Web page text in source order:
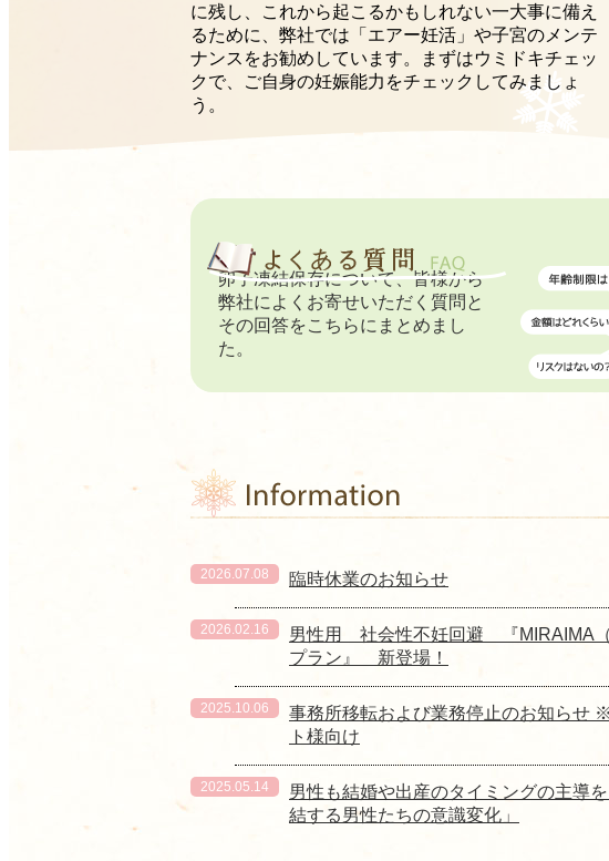
に残し、これから起こるかもしれない一大事に備え
るために、弊社では「エアー妊活」や子宮のメンテ
ナンスをお勧めしています。まずはウミドキチェッ
クで、ご自身の妊娠能力をチェックしてみましょ
う。
卵子凍結保存について、皆様から
弊社によくお寄せいただく質問と
その回答をこちらにまとめまし
た。
2026.07.08 臨時休業のお知らせ
2026.02.16
男性用 社会性不妊回避 『MIRAIMA（
プラン』 新登場！
2025.10.06
事務所移転および業務停止のお知らせ
ト様向け
2025.05.14
男性も結婚や出産のタイミングの主導
結する男性たちの意識変化」